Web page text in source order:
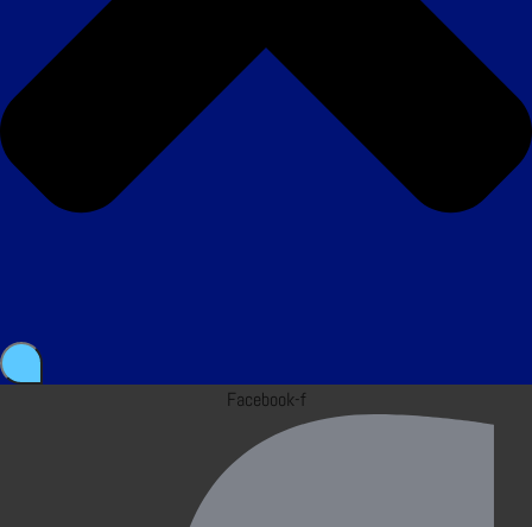
Facebook-f